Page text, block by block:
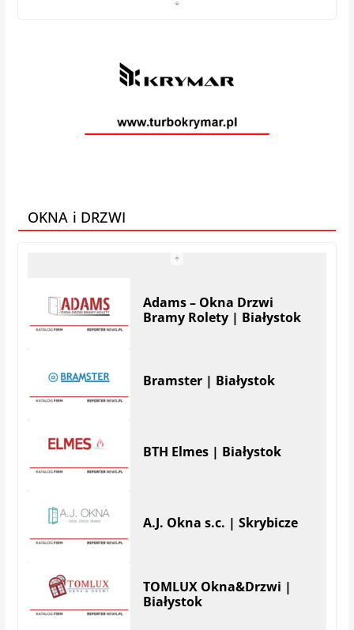
Galeria Mebli AMS
OKNA i DRZWI
Bramster | Białystok
BTH Elmes | Białystok
A.J. Okna s.c. | Skrybicze
TOMLUX Okna&Drzwi |
Białystok
KAMJOL Okna i Drzwi |
Białystok